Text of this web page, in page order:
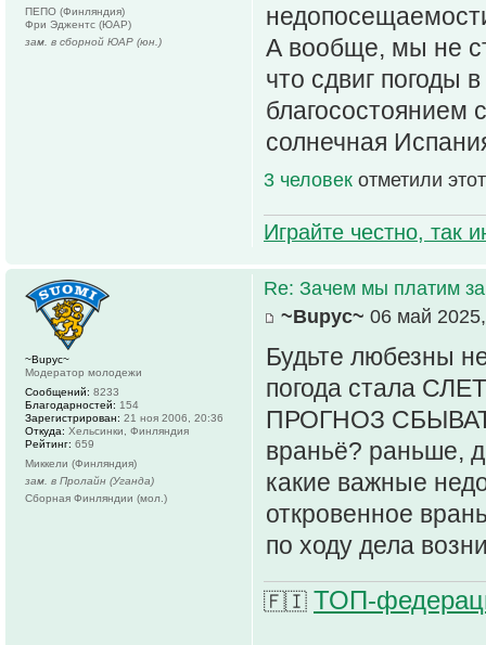
А вообще, мы не
что сдвиг погоды
благосостоянием
солнечная
3 человек отметили
Играйте честно, так
ПЕПО (Финляндия)
Фри Эджентс (ЮАР)
зам. в сборной ЮАР (юн.)
Re: Зачем мы платим
~Bupyc~ 06 май
Будьте любезны
погода стала
ПРОГНОЗ
враньё? раньше,
какие важные
откровенное
по ходу дела
🇫🇮 ТОП-
~Bupyc~
Модератор молодежи
Сообщений: 8233
Благодарностей: 154
Зарегистрирован: 21 ноя 2006, 20:36
Откуда: Хельсинки, Финляндия
Рейтинг: 659
Миккели (Финляндия)
зам. в Пролайн (Уганда)
Сборная Финляндии (мол.)